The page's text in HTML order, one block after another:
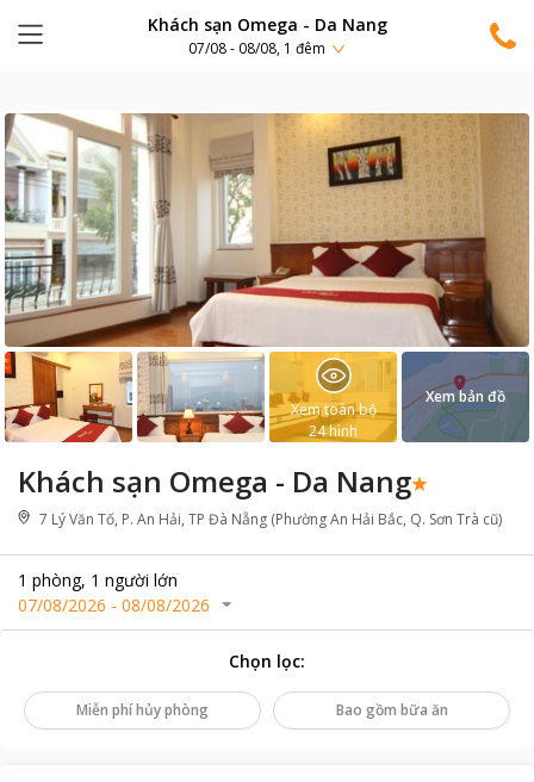
Khách sạn Omega - Da Nang
07/08 - 08/08, 1 đêm
Khách sạn Omega - Da Nang
7 Lý Văn Tố, P. An Hải, TP Đà Nẵng (Phường An Hải Bắc, Q. Sơn Trà cũ)
1 phòng, 1 người lớn
07/08/2026 - 08/08/2026
Xem toàn bộ
24hình
Xem bản đồ
Chọn lọc:
Miễn phí hủy phòng Bao gồm bữa ăn